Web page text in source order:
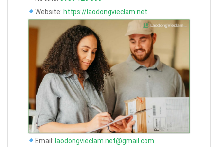
Website: https://laodongvieclam.net
Email: laodongvieclam.net@gmail.com